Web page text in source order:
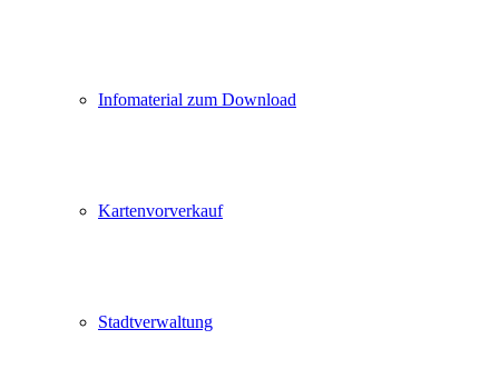
Infomaterial zum Download
Kartenvorverkauf
Stadtverwaltung